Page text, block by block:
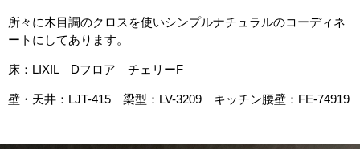
所々に木目調のクロスを使いシンプルナチュラルのコーディネ
ートにしてあります。
床：LIXIL Dフロア チェリーF
壁・天井：LJT-415 梁型：LV-3209 キッチン腰壁：FE-74919